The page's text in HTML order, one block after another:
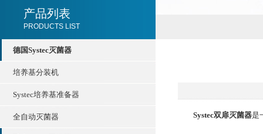
产品列表
PRODUCTS LIST
德国Systec灭菌器
培养基分装机
Systec培养基准备器
全自动灭菌器 Systec双扉灭菌器是